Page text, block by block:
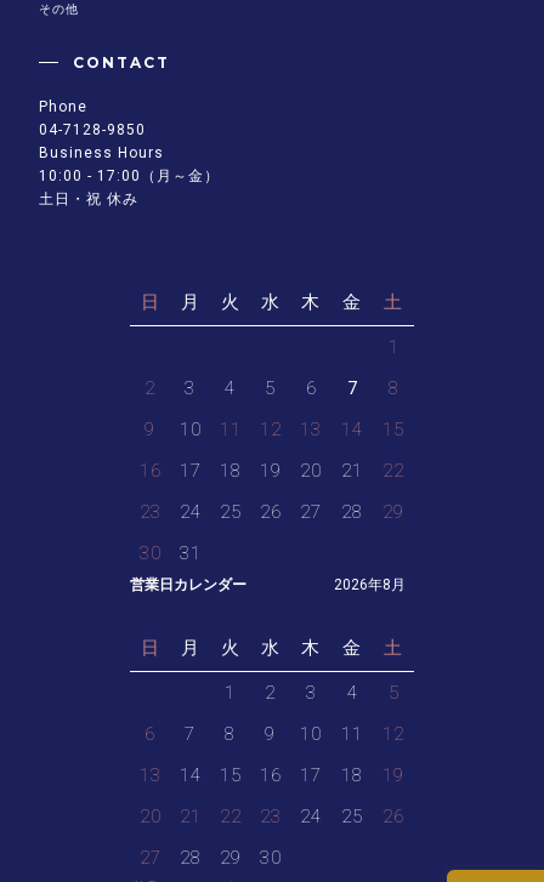
営業日カレンダー 2026年8月
日 月 火 水 木 金 土
1
2
3 4 5 6 7
8
9
10 11 12 13 14
15
16
17 18 19 20 21
22
23
24 25 26 27 28
29
30
31
日 月 火 水 木 金 土
1 2 3 4
5
6
7 8 9 10 11
12
13
14 15 16 17 18
19
20
21 22 23 24 25
26
27
28 29 30
その他
CONTACT
Phone
04-7128-9850
Business Hours
10:00 - 17:00（月～金）
土日・祝 休み